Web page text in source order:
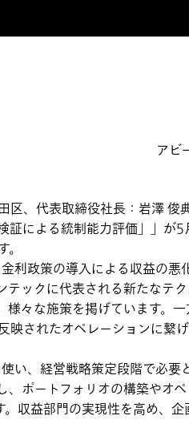
アビ
、代表取締役社長：岩澤 俊
による統制能力評価」」が
政策の導入による収益の悪
ックに代表される新たなテ
々な施策を掲げています。
されたオペレーションに繋
、経営戦略策定段階で必要
ポートフォリオの構築やオ
収益部門の実現性を高め、